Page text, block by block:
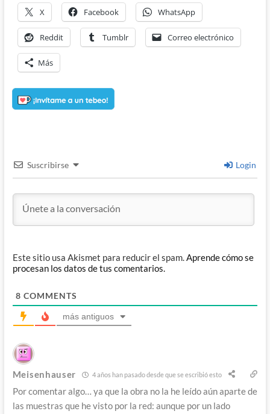
X Facebook WhatsApp
Reddit Tumblr Correo electrónico
Más
Suscribirse Login
Este sitio usa Akismet para reducir el spam.Aprende cómo se
procesan los datos de tus comentarios.
8 COMMENTS
más antiguos
Meisenhauser 4 años han pasado desde que se escribió esto
Por comentar algo… ya que la obra no la he leído aún aparte de
las muestras que he visto por la red: aunque por un lado